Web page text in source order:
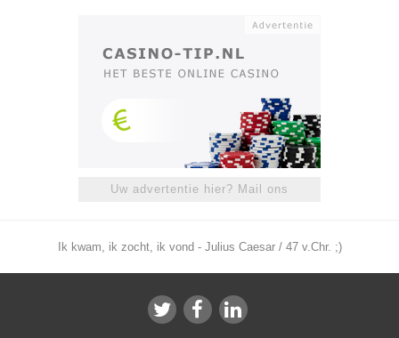
Uw advertentie hier? Mail ons
Ik kwam, ik zocht, ik vond - Julius Caesar / 47 v.Chr. ;)